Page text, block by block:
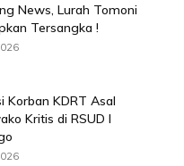
News, Lurah Tomoni
Tersangka !
Korban KDRT Asal
Kritis di RSUD I